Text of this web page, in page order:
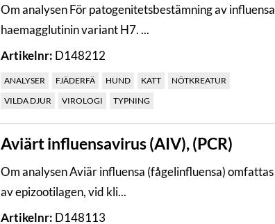
Om analysen För patogenitetsbestämning av influensa
haemagglutinin variant H7. ...
Artikelnr: D148212
ANALYSER FJÄDERFÄ HUND KATT
NÖTKREATUR
VILDA DJUR
VIROLOGI TYPNING
Aviärt influensavirus (AIV), (PCR)
Om analysen Aviär influensa (fågelinfluensa) omfattas
av epizootilagen, vid kli...
Artikelnr: D148113